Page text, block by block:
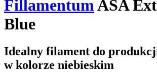
FillamentumASA
Blue
Idealny filament do
w kolorze niebieskim